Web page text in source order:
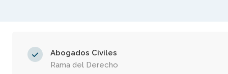
Abogados Civiles
Rama del Derecho